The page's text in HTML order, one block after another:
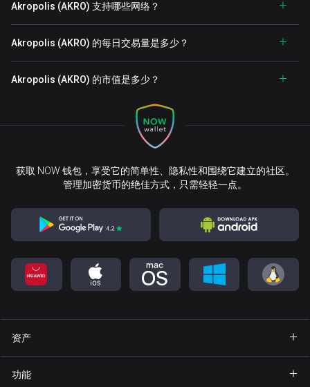
Akropolis (AKRO) 支持哪些网络？
Akropolis (AKRO) 的每日交易量是多少？
Akropolis (AKRO) 的市值是多少？
获取 NOW 钱包，享受它的简单性、隐私性和围绕它建立的社区。
管理加密货币的绝佳方式，只需轻轻一点。
资产
功能